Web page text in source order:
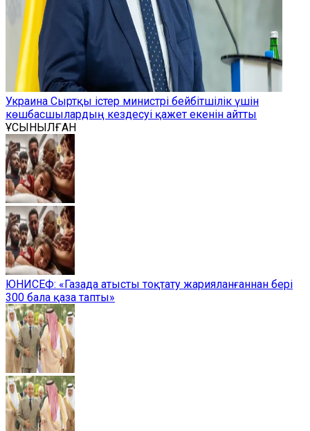
Украина Сыртқы істер министрі бейбітшілік үшін
көшбасшылардың кездесуі қажет екенін айтты
ҰСЫНЫЛҒАН
ЮНИСЕФ: «Газада атысты тоқтату жарияланғаннан бері
300 бала қаза тапты»